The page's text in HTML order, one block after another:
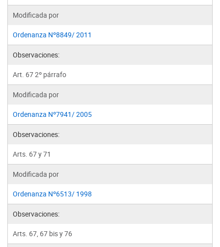
Modificada por
Ordenanza Nº8849/ 2011
Observaciones:
Art. 67 2º párrafo
Modificada por
Ordenanza Nº7941/ 2005
Observaciones:
Arts. 67 y 71
Modificada por
Ordenanza Nº6513/ 1998
Observaciones:
Arts. 67, 67 bis y 76